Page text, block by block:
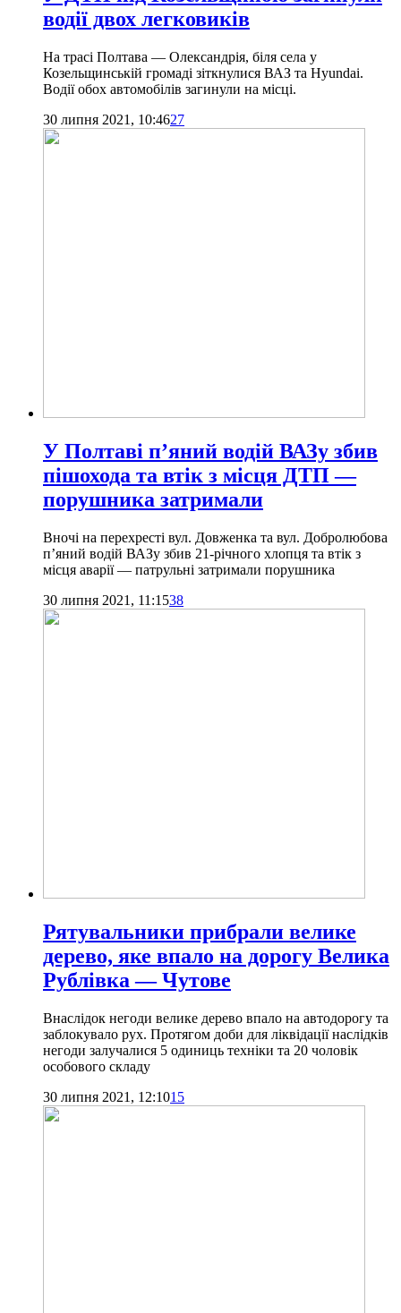
водії двох легковиків
На трасі Полтава — Олександрія, біля села у
Козельщинській громаді зіткнулися ВАЗ та Hyundai.
Водії обох автомобілів загинули на місці.
30 липня 2021, 10:4627
У Полтаві п’яний водій ВАЗу збив
пішохода та втік з місця ДТП —
порушника затримали
Вночі на перехресті вул. Довженка та вул. Добролюбова
п’яний водій ВАЗу збив 21-річного хлопця та втік з
місця аварії — патрульні затримали порушника
30 липня 2021, 11:1538
Рятувальники прибрали велике
дерево, яке впало на дорогу Велика
Рублівка — Чутове
Внаслідок негоди велике дерево впало на автодорогу та
заблокувало рух. Протягом доби для ліквідації наслідків
негоди залучалися 5 одиниць техніки та 20 чоловік
особового складу
30 липня 2021, 12:1015